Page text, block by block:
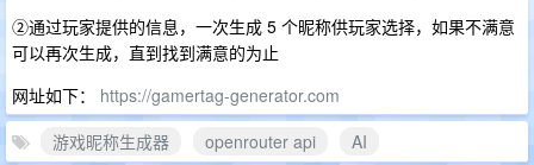
②通过玩家提供的信息，一次生成 5 个昵称供玩家选择，如果不满意
可以再次生成，直到找到满意的为止
网址如下： https://gamertag-generator.com
游戏昵称生成器
openrouter api
AI